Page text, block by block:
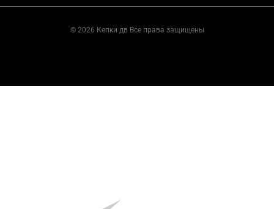
© 2026 Кепки дв Все права защищены